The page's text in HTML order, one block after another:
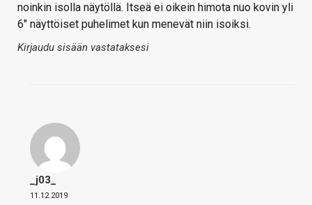
noinkin isolla näytöllä. Itseä ei oikein himota nuo kovin yli
6″ näyttöiset puhelimet kun menevät niin isoiksi.
Kirjaudu sisään vastataksesi
_j03_
11.12.2019